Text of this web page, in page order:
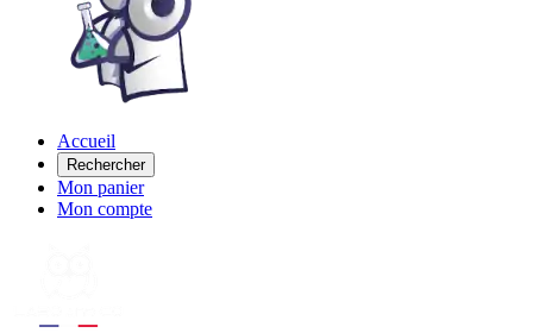
Accueil
Rechercher
Mon panier
Mon compte